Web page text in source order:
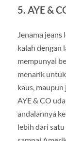
5. AYE &
Jenama jeans
kalah dengan
mempunyai
menarik
kaus,
AYE & CO
andalannya
lebih dari satu